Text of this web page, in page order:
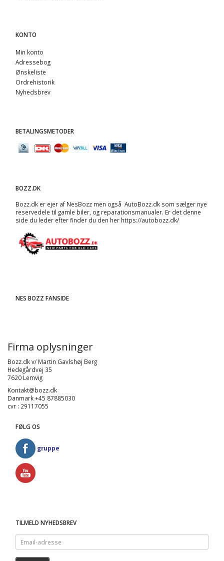
KONTO
Min konto
Adressebog
Ønskeliste
Ordrehistorik
Nyhedsbrev
BETALINGSMETODER
BOZZ.DK
Bozz.dk er ejer af NesBozz men også AutoBozz.dk som sælger nye
reservedele til gamle biler, og reparationsmanualer. Er det denne
side du leder efter finder du den her https://autobozz.dk/
NES BOZZ FANSIDE
Firma oplysninger
Bozz.dk v/ Martin Gavlshøj Berg
Hedegårdvej 35
7620 Lemvig
Kontakt@bozz.dk
Danmark +45 87885030
cvr : 29117055
FØLG OS
gruppe
TILMELD NYHEDSBREV
Email-
adresse